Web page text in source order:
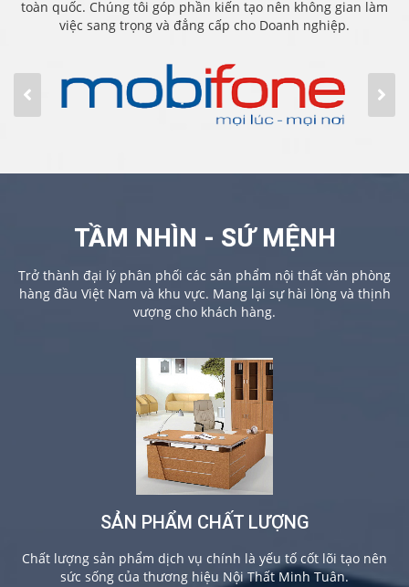
toàn quốc. Chúng tôi góp phần kiến tạo nên không gian làm
việc sang trọng và đẳng cấp cho Doanh nghiệp.
TẦM NHÌN - SỨ MỆNH
Trở thành đại lý phân phối các sản phẩm nội thất văn phòng
hàng đầu Việt Nam và khu vực. Mang lại sự hài lòng và thịnh
vượng cho khách hàng.
SẢN PHẨM CHẤT LƯỢNG
Chất lượng sản phẩm dịch vụ chính là yếu tố cốt lõi tạo nên
sức sống của thương hiệu Nội Thất Minh Tuân.